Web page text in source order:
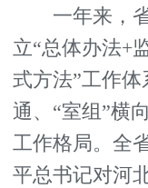
一年来，省
立“总体办法+
式方法”工作
通、“室组”横
工作格局。全
平总书记对河